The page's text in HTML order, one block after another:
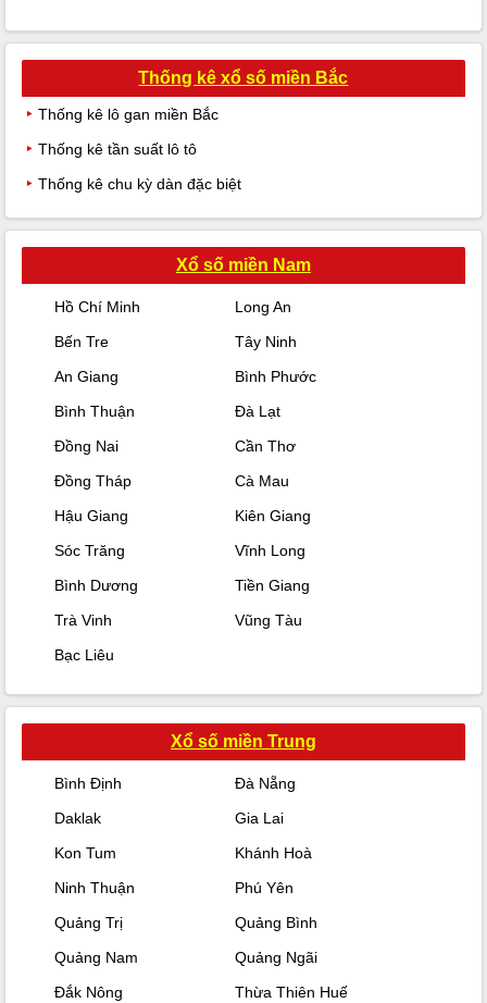
Thống kê xổ số miền Bắc
Thống kê lô gan miền Bắc
Thống kê tần suất lô tô
Thống kê chu kỳ dàn đặc biệt
Xổ số miền Nam
Hồ Chí Minh
Long An
Bến Tre
Tây Ninh
An Giang
Bình Phước
Bình Thuận
Đà Lạt
Đồng Nai
Cần Thơ
Đồng Tháp
Cà Mau
Hậu Giang
Kiên Giang
Sóc Trăng
Vĩnh Long
Bình Dương
Tiền Giang
Trà Vinh
Vũng Tàu
Bạc Liêu
Xổ số miền Trung
Bình Định
Đà Nẵng
Daklak
Gia Lai
Kon Tum
Khánh Hoà
Ninh Thuận
Phú Yên
Quảng Trị
Quảng Bình
Quảng Nam
Quảng Ngãi
Đắk Nông
Thừa Thiên Huế